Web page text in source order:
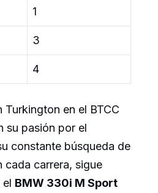
1
3
4
Turkington en el BTCC
su pasión por el
constante búsqueda de
cada carrera, sigue
el BMW 330i M Sport